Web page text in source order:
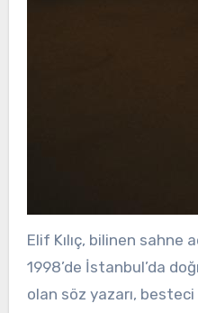
Elif Kılıç, bilinen sahne
1998’de İstanbul’da
olan söz yazarı,